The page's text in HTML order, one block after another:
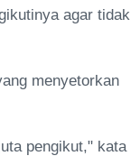
agar tidak
menyetorkan
pengikut," kata